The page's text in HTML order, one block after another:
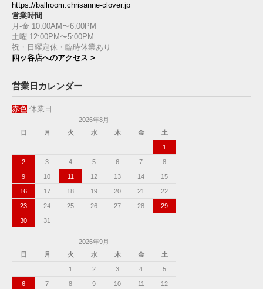
https://ballroom.chrisanne-clover.jp
営業時間
月-金 10:00AM〜6:00PM
土曜 12:00PM〜5:00PM
祝・日曜定休・臨時休業あり
四ッ谷店へのアクセス >
営業日カレンダー
赤色 休業日
2026年8月
日
月 火 水 木 金 土
1
2 3 4 5 6 7 8
9 10 11 12 13 14 15
16 17 18 19 20 21 22
23 24 25 26 27 28 29
30 31
2026年9月
日
月 火 水 木 金 土
1 2 3 4 5
6 7 8 9 10 11 12